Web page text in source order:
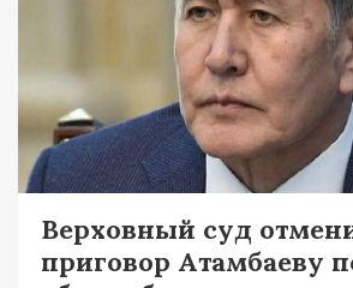
Верховный суд
приговор Атамбаеву